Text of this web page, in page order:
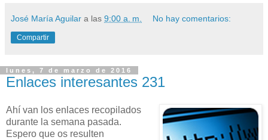
José María Aguilar a las 9:00 a. m. No hay comentarios:
Compartir
lunes, 7 de marzo de 2016
Enlaces interesantes 231
Ahí van los enlaces recopilados
durante la semana pasada.
Espero que os resulten